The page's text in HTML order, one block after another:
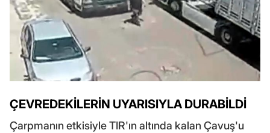
ÇEVREDEKİLERİN UYARISIYLA DURABİLDİ
Çarpmanın etkisiyle TIR'ın altında kalan Çavuş'u